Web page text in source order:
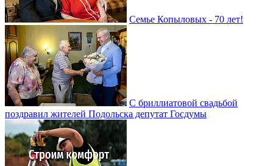
Семье Копыловых - 70 лет!
С бриллиатовой свадьбой
поздравил жителей Подольска депутат Госдумы